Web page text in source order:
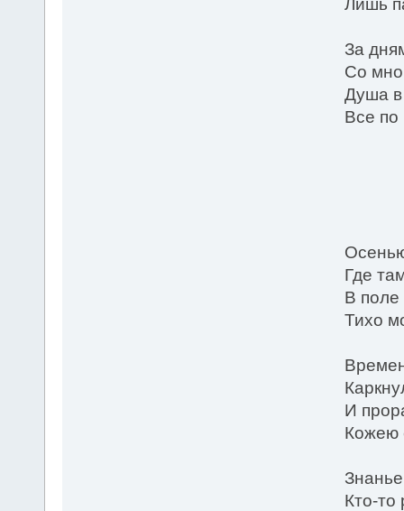
За
Со
Душа в
Все по
Где
В поле
Тихо
И
Кожею
Кто-то